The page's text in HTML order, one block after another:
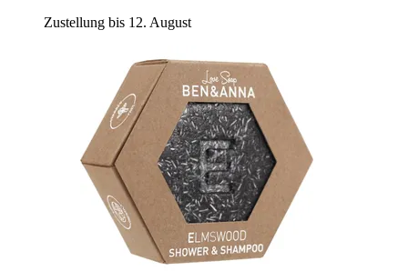
Zustellung bis 12. August